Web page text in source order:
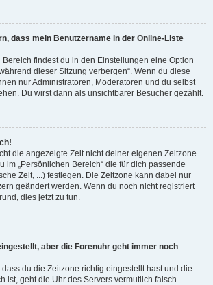
dass mein Benutzername in der Online-Liste
Bereich findest du in den Einstellungen eine Option
dieser Sitzung verbergen“. Wenn du diese
nur Administratoren, Moderatoren und du selbst
Du wirst dann als unsichtbarer Besucher gezählt.
die angezeigte Zeit nicht deiner eigenen Zeitzone.
im „Persönlichen Bereich“ die für dich passende
Zeit, ...) festlegen. Die Zeitzone kann dabei nur
geändert werden. Wenn du noch nicht registriert
dies jetzt zu tun.
aber die Forenuhr geht immer noch
du die Zeitzone richtig eingestellt hast und die
ist, geht die Uhr des Servers vermutlich falsch.